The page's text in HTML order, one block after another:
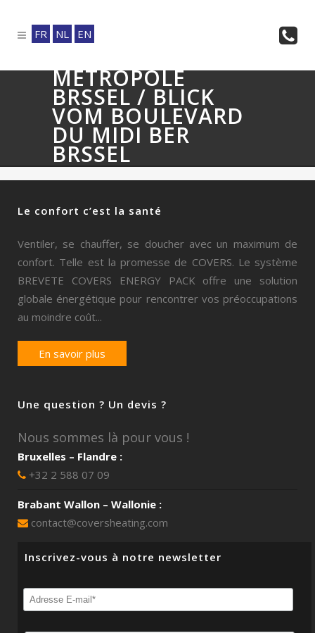
FR NL EN
METROPOLE
BRSSEL / BLICK
VOM BOULEVARD
DU MIDI BER
BRSSEL
Le confort c’est la santé
Ventiler, se chauffer, se doucher avec un maximum de
confort. Telle est la promesse de COVERS. Le système
BREVETE COVERS ENERGY PACK offre une solution
globale énergétique pour rencontrer vos préoccupations
au moindre coût...
En savoir plus
Une question ? Un devis ?
Nous sommes là pour vous !
Bruxelles – Flandre :
+32 2 588 07 09
Brabant Wallon – Wallonie :
contact@coversheating.com
Inscrivez-vous à notre newsletter